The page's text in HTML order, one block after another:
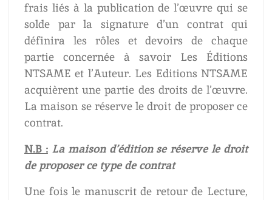
frais liés à la publication de l’œuvre qui se
solde par la signature d’un contrat qui
définira les rôles et devoirs de chaque
partie concernée à savoir Les Éditions
NTSAME et l’Auteur. Les Editions NTSAME
acquièrent une partie des droits de l’œuvre.
La maison se réserve le droit de proposer ce
contrat.
N.B : La maison d’édition se réserve le droit
de proposer ce type de contrat
Une fois le manuscrit de retour de Lecture,